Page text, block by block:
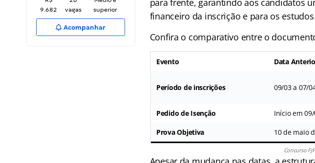
9.682
vagas
superior
Acompanhar
para frente, garantindo aos candidatos
financeiro da inscrição e para os
Confira o comparativo entre o
Evento Data
Período de inscrições 09/03 a 07/
Pedido de Isenção Início em
Prova Objetiva 10 de maio
Concurso